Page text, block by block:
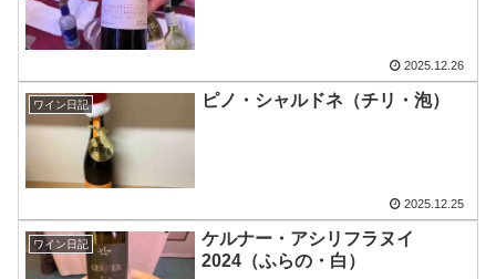
2025.12.26
ワイン日記 ピノ・シャルドネ（チリ・泡）
2025.12.25
ワイン日記
ケルナー・アシリフラヌイ
2024（ふらの・白）